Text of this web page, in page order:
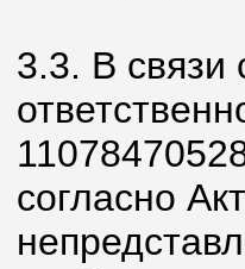
3.3. В связи
согласно